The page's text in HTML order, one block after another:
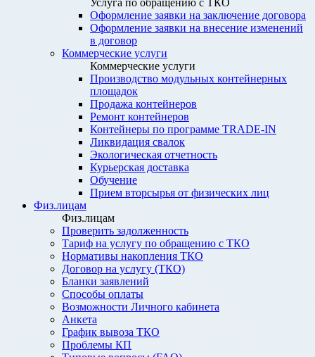
Услуга по обращению с ТКО
Оформление заявки на заключение договора
Оформление заявки на внесение изменений
в договор
Коммерческие услуги
Коммерческие услуги
Производство модульных контейнерных
площадок
Продажа контейнеров
Ремонт контейнеров
Контейнеры по программе TRADE-IN
Ликвидация свалок
Экологическая отчетность
Курьерская доставка
Обучение
Прием вторсырья от физических лиц
Физ.лицам
Физ.лицам
Проверить задолженность
Тариф на услугу по обращению с ТКО
Нормативы накопления ТКО
Договор на услугу (ТКО)
Бланки заявлений
Способы оплаты
Возможности Личного кабинета
Анкета
График вывоза ТКО
Проблемы КП